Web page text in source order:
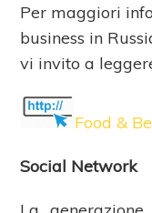
Per maggiori
business in
vi invito a
Food &
Social Network